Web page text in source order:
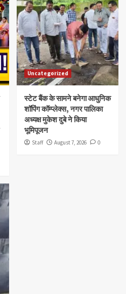
Uncategorized
स्टेट बैंक के सामने बनेगा आधुनिक
शॉपिंग कॉम्प्लेक्स, नगर पालिका
अध्यक्ष मुकेश दुबे ने किया
भूमिपूजन
Staff August 7, 2026 0